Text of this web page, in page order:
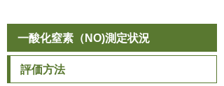
一酸化窒素（NO)測定状況
評価方法